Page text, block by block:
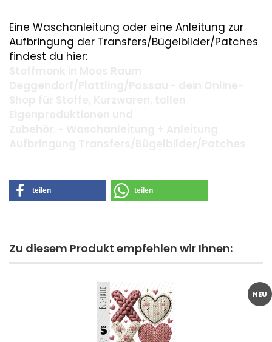
Eine Waschanleitung oder eine Anleitung zur
Aufbringung der Transfers/Bügelbilder/Patches
findest du hier:
teilen teilen
Zu diesem Produkt empfehlen wir Ihnen:
NEU